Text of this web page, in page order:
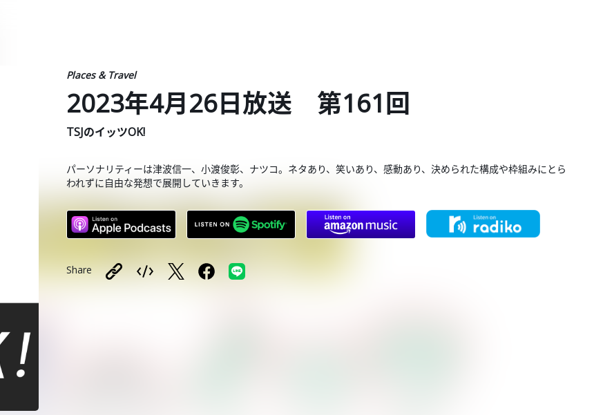
Places & Travel
2023年4月26日放送 第161回
TSJのイッツOK!
パーソナリティーは津波信一、小渡俊彰、ナツコ。ネタあり、笑いあり、感動あり、決められた構成や枠組みにとら
われずに自由な発想で展開していきます。
Share